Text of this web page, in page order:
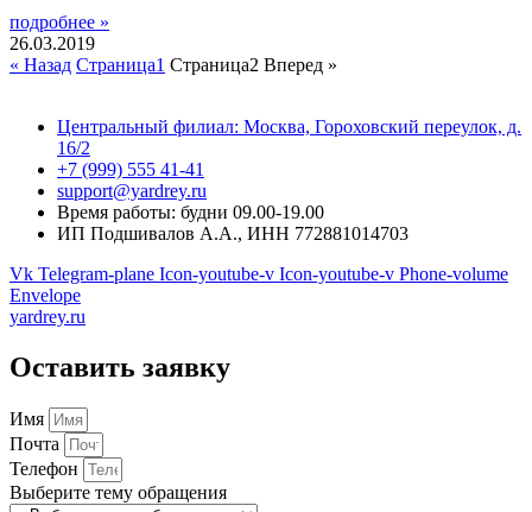
подробнее »
26.03.2019
« Назад Страница1 Страница2 Вперед »
Центральный филиал: Москва, Гороховский переулок, д.
16/2
+7 (999) 555 41-41
support@yardrey.ru
Время работы: будни 09.00-19.00
ИП Подшивалов А.А., ИНН 772881014703
Vk Telegram-plane Icon-youtube-v Icon-youtube-v Phone-volume
Envelope
yardrey.ru
Оставить заявку
Имя
Почта
Телефон
Выберите тему обращения